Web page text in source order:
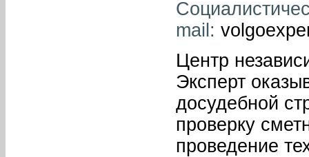
mail:
Центр
Эксперт
досудебной
проверку
проведение